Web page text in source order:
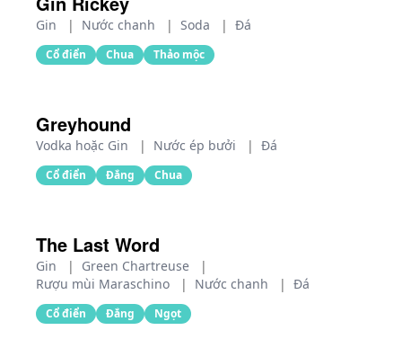
Gin | Nước chanh | Soda | Đá
Cổ điển Chua Thảo mộc
Greyhound
Vodka hoặc Gin | Nước ép bưởi | Đá
Cổ điển Đắng Chua
The Last Word
Gin | Green Chartreuse
|
Rượu mùi Maraschino
| Nước chanh | Đá
Cổ điển Đắng Ngọt